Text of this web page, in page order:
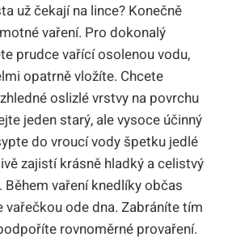
už čekají na lince? Konečně
vaření. Pro dokonalý
prudce vařící osolenou vodu,
opatrně vložíte. Chcete
oslizlé vrstvy na povrchu
jeden starý, ale vysoce účinný
do vroucí vody špetku jedlé
zajistí krásně hladký a celistvý
vaření knedlíky občas
vařečkou ode dna. Zabráníte tím
rovnoměrné provaření.